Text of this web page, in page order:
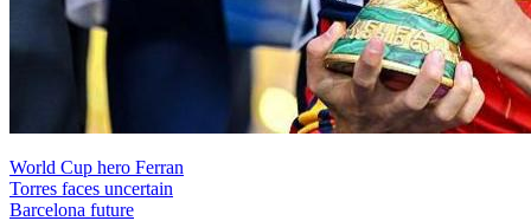
World Cup hero Ferran
Torres faces uncertain
Barcelona future